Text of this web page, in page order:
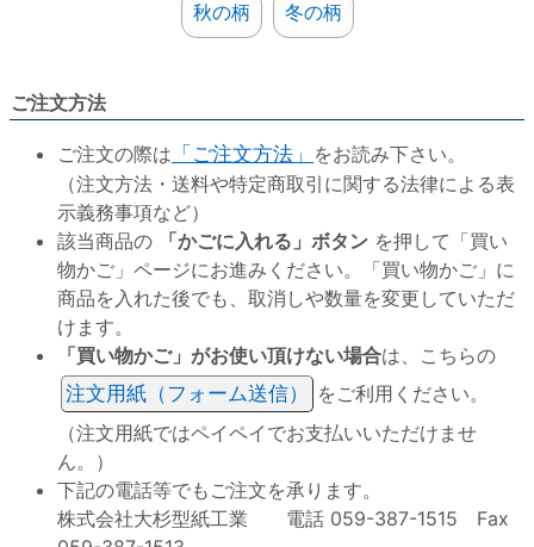
秋の柄 冬の柄
ご注文方法
ご注文の際は 「ご注文方法」 をお読み下さい。
（注文方法・送料や特定商取引に関する法律による表
示義務事項など）
該当商品の
「かごに入れる」ボタン を押して「買い
物かご」ページにお進みください。「買い物かご」に
商品を入れた後でも、取消しや数量を変更していただ
けます。
「買い物かご」がお使い頂けない場合は、こちらの
注文用紙（フォーム送信）
をご利用ください。
（注文用紙ではペイペイでお支払いいただけませ
ん。）
下記の電話等でもご注文を承ります。
株式会社大杉型紙工業 電話 059-387-1515 Fax